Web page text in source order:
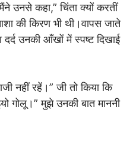
उनसे कहा,” चिंता क्यों करतीं
की किरण भी थी।वापस जाते
उनकी आँखों में स्पष्ट दिखाई
नहीं रहें।” जी तो किया कि
गोलू।” मुझे उनकी बात माननी